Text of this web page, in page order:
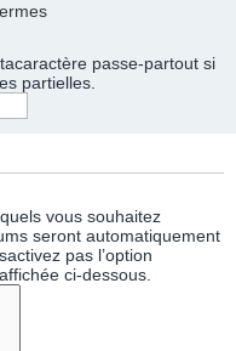
passe-partout si
partielles.
vous souhaitez
seront automatiquement
pas l’option
ci-dessous.